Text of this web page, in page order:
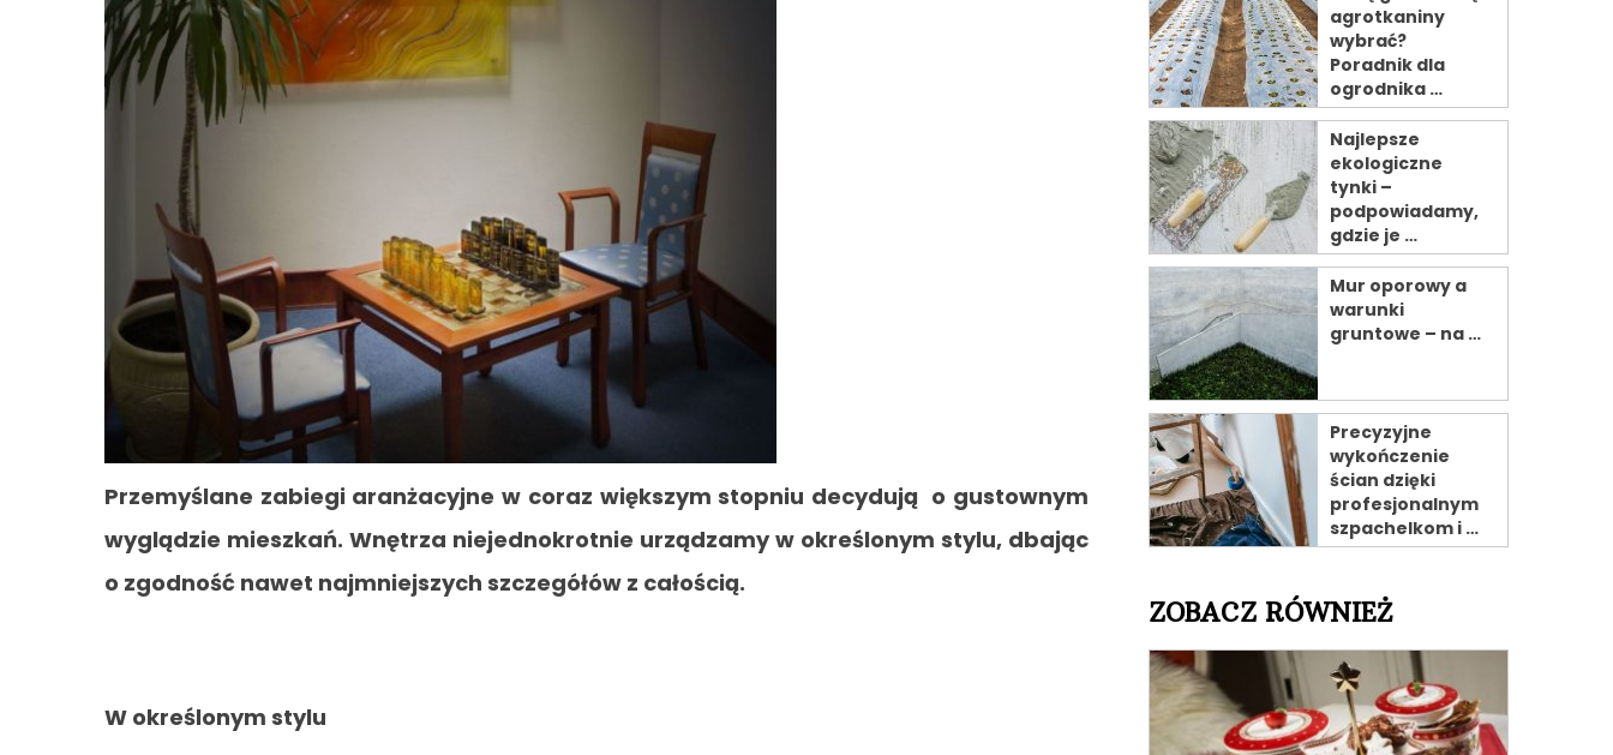
Przemyślane zabiegi aranżacyjne w coraz większym stopniu decydują o gustownym
wyglądzie mieszkań. Wnętrza niejednokrotnie urządzamy w określonym stylu, dbając
o zgodność nawet najmniejszych szczegółów z całością.
W określonym stylu
agrotkaniny
wybrać?
Poradnik dla
ogrodnika …
Najlepsze
ekologiczne
tynki –
podpowiadamy,
gdzie je …
Mur oporowy a
warunki
gruntowe – na …
Precyzyjne
wykończenie
ścian dzięki
profesjonalnym
szpachelkom i …
ZOBACZ RÓWNIEŻ